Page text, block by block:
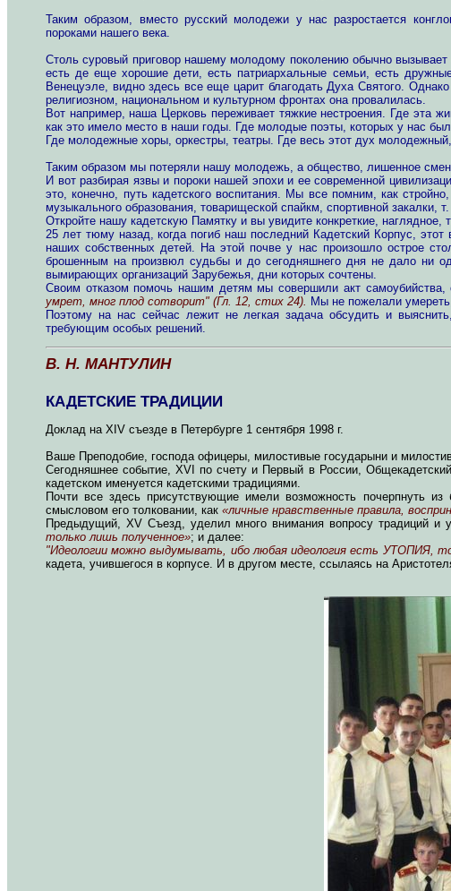
Таким образом, вместо русский молодежи у нас разростается
пороками нашего века.
Столь суровый приговор нашему молодому поколению обычно
есть де еще хорошие дети, есть патриархальные семьи, есть
Венецуэле, видно здесь все еще царит благодать Духа Святого.
религиозном, национальном и культурном фронтах она провалилась.
Вот например, наша Церковь переживает тяжкие нестроения. Где эта
как это имело место в наши годы. Где молодые поэты, которых у нас
Где молодежные хоры, оркестры, театры. Где весь этот дух
Таким образом мы потеряли нашу молодежь, а общество, лишенное
И вот разбирая язвы и пороки нашей эпохи и ее современной
это, конечно, путь кадетского воспитания. Мы все помним, как
музыкального образования, товарищеской спайкм, спортивной
Откройте нашу кадетскую Памятку и вы увидите конкреткие,
25 лет тюму назад, когда погиб наш последний Кадетский Корпус,
наших собственных детей. На этой почве у нас произошло острое
брошенным на произвюл судьбы и до сегодняшнего дня не дало ни
вымирающих организаций Зарубежья, дни которых сочтены.
Своим отказом помочь нашим детям мы совершили акт самоубийства,
умрет, мног плод сотворит" (Гл. 12, стих 24).
Мы не пожелали
Поэтому на нас сейчас лежит не легкая задача обсудить и
требующим особых решений.
В. Н. МАНТУЛИН
КАДЕТСКИЕ ТРАДИЦИИ
Доклад на XIV съезде в Петербурге 1 сентября 1998 г.
Ваше Преподобие, господа офицеры, милостивые государыни и
Сегодняшнее событие, XVI по счету и Первый в России,
кадетском именуется кадетскими традициями.
Почти все здесь присутствующие имели возможность почерпнуть
смысловом его толковании, как «личные нравственные правила,
Предыдущий, XV Съезд, уделил много внимания вопросу традиций
только лишь полученное»; и далее:
"Идеологии можно выдумывать, ибо любая идеология есть УТОПИЯ,
кадета, учившегося в корпусе. И в другом месте, ссылаясь на